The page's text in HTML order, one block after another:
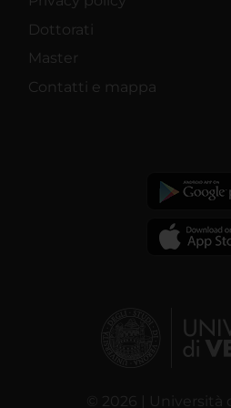
Dottorati
Master
Contatti e mappa
© 2026 | Università